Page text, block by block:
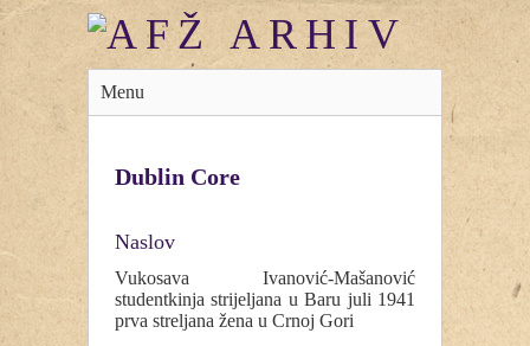
Menu
Dublin Core
Naslov
Vukosava Ivanović-Mašanović
studentkinja strijeljana u Baru juli 1941
prva streljana žena u Crnoj Gori